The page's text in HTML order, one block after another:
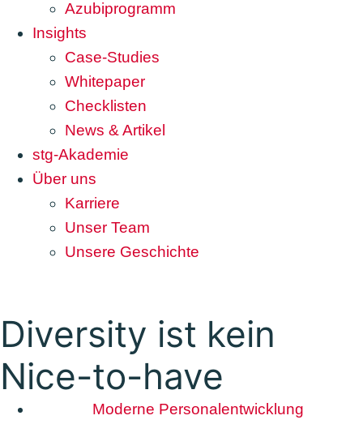
Azubiprogramm
Insights
Case-Studies
Whitepaper
Checklisten
News & Artikel
stg-Akademie
Über uns
Karriere
Unser Team
Unsere Geschichte
Diversity ist kein
Nice-to-have
Moderne Personalentwicklung